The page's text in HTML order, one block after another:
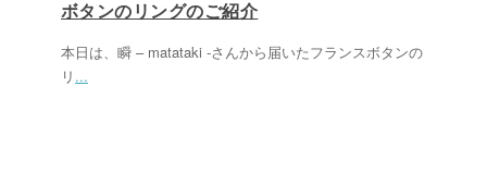
ボタンのリングのご紹介
本日は、瞬 – matataki -さんから届いたフランスボタンの
リ ...